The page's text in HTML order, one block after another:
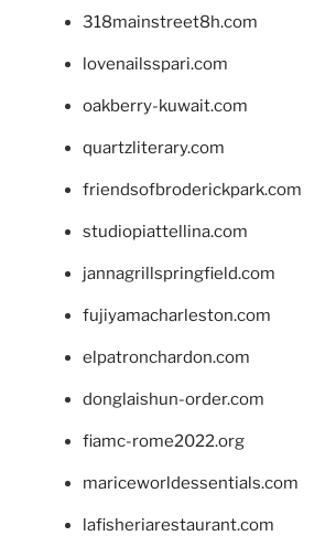
318mainstreet8h.com
lovenailsspari.com
oakberry-kuwait.com
quartzliterary.com
friendsofbroderickpark.com
studiopiattellina.com
jannagrillspringfield.com
fujiyamacharleston.com
elpatronchardon.com
donglaishun-order.com
fiamc-rome2022.org
mariceworldessentials.com
lafisheriarestaurant.com